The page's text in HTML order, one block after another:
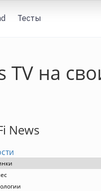
Тесты
TV на
News